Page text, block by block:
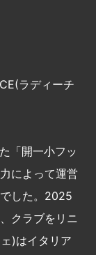
ラディーチ
「開一小フッ
によって運営
した。2025
クラブをリニ
)はイタリア